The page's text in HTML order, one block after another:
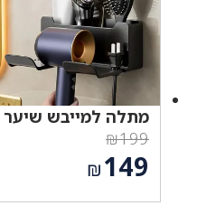
מתלה למייבש שיער
₪199
המחיר
המקורי
היה:
₪149